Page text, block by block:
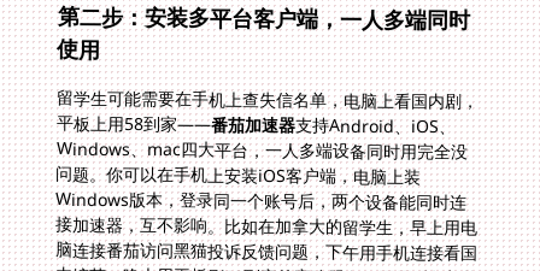
第二步：安装多平台客户端，一人多端同时
使用
留学生可能需要在手机上查失信名单，电脑上看国内剧，
平板上用58到家——番茄加速器支持Android、iOS、
Windows、mac四大平台，一人多端设备同时用完全没
问题。你可以在手机上安装iOS客户端，电脑上装
Windows版本，登录同一个账号后，两个设备能同时连
接加速器，互不影响。比如在加拿大的留学生，早上用电
脑连接番茄访问黑猫投诉反馈问题，下午用手机连接看国
内综艺，晚上用平板刷58到家的家政服务，不用反复切换